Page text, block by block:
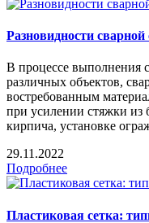
Разновидности сварной
В процессе выполнения
различных объектов,
востребованным
при усилении стяжки из
кирпича, установке
29.11.2022
Подробнее
Пластиковая сетка: